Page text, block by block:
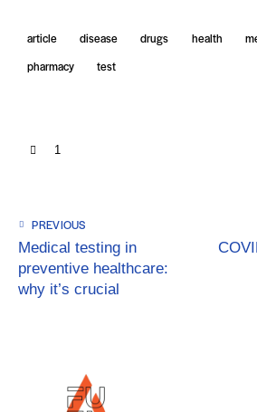
article disease drugs health
pharmacy
test
1
PREVIOUS
Medical testing in
preventive healthcare:
why it’s crucial